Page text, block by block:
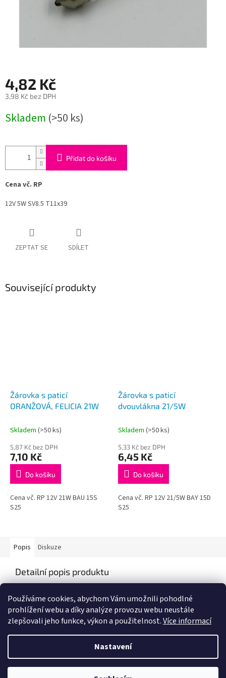
Používáme cookies, abychom Vám umožnili pohodlné
prohlížení webu a díky analýze provozu webu neustále
zlepšovali jeho funkce, výkon a použitelnost.Více informací
Nastavení
4,82 Kč
3,98 Kč bez DPH
cena:
Skladem (>50 ks)
Přidat do košíku
Cena vč. RP
12V 5W SV8.5 T11x39
ZEPTAT SE SDÍLET
Související produkty
Žárovka s paticí
ORANŽOVÁ, FELICIA 21W
Skladem (>50 ks)
5,87 Kč bez DPH
7,10 Kč
Do košíku
Cena vč. RP 12V 21W BAU 15S
S25
Žárovka s paticí
dvouvlákna 21/5W
Skladem (>50 ks)
5,33 Kč bez DPH
6,45 Kč
Do košíku
Cena vč. RP 12V 21/5W BAY 15D
S25
Popis Diskuze
Detailní popis produktu
Vytvořil Shoptet